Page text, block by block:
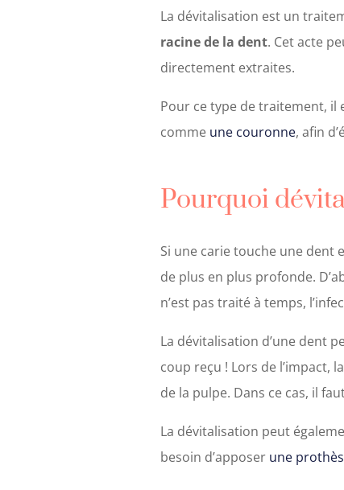
La dévitalisation est un
racine de la dent. Cet acte
directement extraites.
Pour ce type de traitement, il
comme une couronne, afin
Pourquoi
Si une carie touche une dent
de plus en plus profonde.
n’est pas traité à temps,
La dévitalisation d’une dent
coup reçu ! Lors de l’impact,
de la pulpe. Dans ce cas, il
La dévitalisation peut
besoin d’apposer une